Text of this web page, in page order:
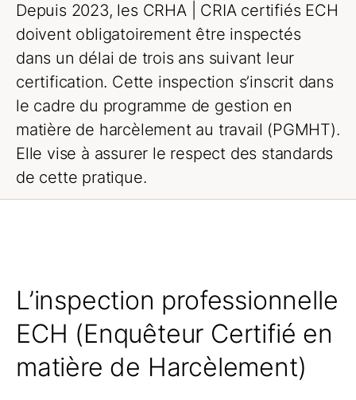
Lignes directrices et avis
Obligations
Formation continue
Fournisseurs d’activités de formation
préapprouvées
Inspection professionnelle
Comment se déroule une inspection
professionnelle
Assurance responsabilité
professionnelle
Depuis 2023, les CRHA | CRIAcertifiés ECH
doivent obligatoirement être inspectés
dans un délai de trois ans suivant leur
certification. Cette inspection s’inscrit dans
le cadre du programme de gestion en
matière de harcèlement au travail (PGMHT).
Elle vise à assurer le respect des standards
de cette pratique.
L’inspection professionnelle
ECH (Enquêteur Certifié en
matière de Harcèlement)